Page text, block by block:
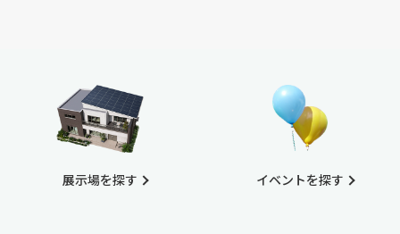
展示場を探す イベントを探す